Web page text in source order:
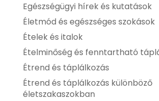
Egészségügyi hírek és kutatások
Életmód és egészséges szokások
Ételek és italok
Ételminőség és fenntartható
Étrend és táplálkozás
Étrend és táplálkozás különböző
életszakaszokban